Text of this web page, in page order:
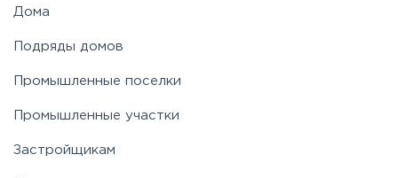
Дома
Подряды домов
Промышленные поселки
Промышленные участки
Застройщикам